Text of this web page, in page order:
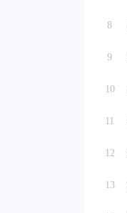
8
9
10
11
12
13